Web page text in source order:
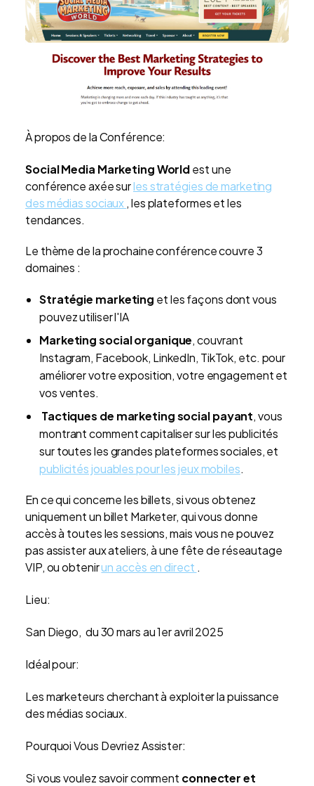
À propos de la Conférence:
Social Media Marketing Worldest une
conférence axée surles stratégies de marketing
des médias sociaux , les plateformes et les
tendances.
Le thème de la prochaine conférence couvre 3
domaines :
Stratégie marketing et les façons dont vous
pouvez utiliser l'IA
Marketing social organique, couvrant
Instagram, Facebook, LinkedIn, TikTok, etc. pour
améliorer votre exposition, votre engagement et
vos ventes.
Tactiques de marketing social payant, vous
montrant comment capitaliser sur les publicités
sur toutes les grandes plateformes sociales, et
publicités jouables pour les jeux mobiles.
En ce qui concerne les billets, si vous obtenez
uniquement un billet Marketer, qui vous donne
accès à toutes les sessions, mais vous ne pouvez
pas assister aux ateliers, à une fête de réseautage
VIP, ou obtenirun accès en direct .
Lieu:
San Diego, du 30 mars au 1er avril 2025
Idéal pour:
Les marketeurs cherchant à exploiter la puissance
des médias sociaux.
Pourquoi Vous Devriez Assister:
Si vous voulez savoir comment connecter et